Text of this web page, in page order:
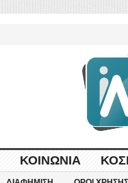
ΚΟΙΝΩΝΊΑ